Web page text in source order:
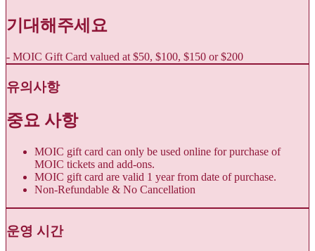
기대해주세요
- MOIC Gift Card valued at $50, $100, $150 or $200
유의사항
중요 사항
MOIC gift card can only be used online for purchase of
MOIC tickets and add-ons.
MOIC gift card are valid 1 year from date of purchase.
Non-Refundable & No Cancellation
운영 시간